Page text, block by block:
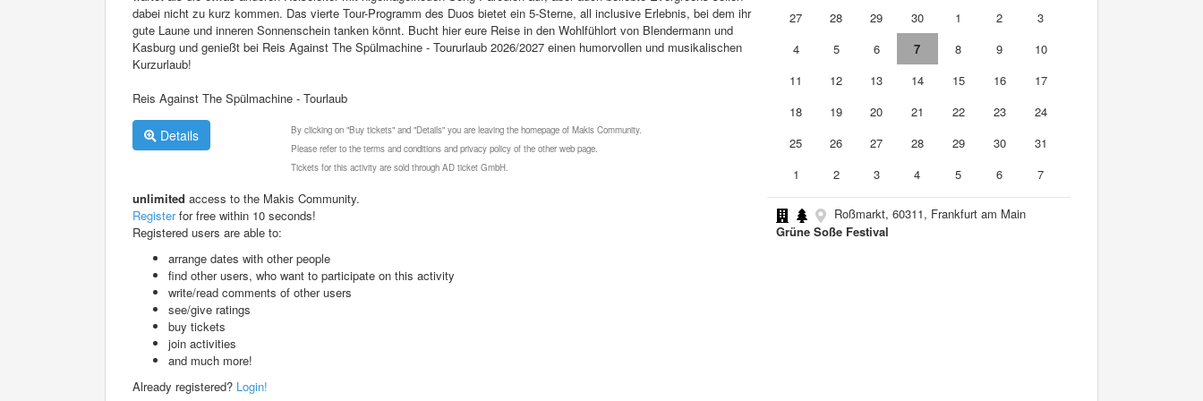
dabei nicht zu kurz kommen. Das vierte Tour-Programm des Duos bietet ein 5-Sterne, all inclusive Erlebnis, bei dem ihr
gute Laune und inneren Sonnenschein tanken könnt. Bucht hier eure Reise in den Wohlfühlort von Blendermann und
Kasburg und genießt bei Reis Against The Spülmachine - Toururlaub 2026/2027 einen humorvollen und musikalischen
Kurzurlaub!
Reis Against The Spülmachine - Tourlaub
Details
By clicking on "Buy tickets" and "Details" you are leaving the homepage of Makis Community.
Please refer to the terms and conditions and privacy policy of the other web page.
Tickets for this activity are sold through AD ticket GmbH.
unlimited access to the Makis Community.
Registerfor free within 10 seconds!
Registered users are able to:
arrange dates with other people
find other users, who want to participate on this activity
write/read comments of other users
see/give ratings
buy tickets
join activities
and much more!
Already registered? Login!
27 28 29 30 1 2
3
4
5 6 7 8 9
10
11
12 13 14 15 16
17
18
19 20 21 22 23
24
25
26 27 28 29 30
31
1
2 3 4 5 6 7
Roßmarkt, 60311, Frankfurt am Main
Grüne Soße Festival